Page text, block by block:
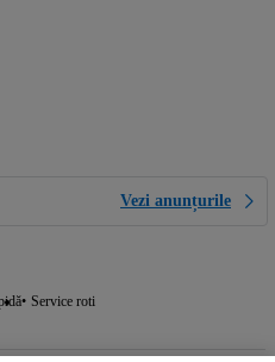
Vezi anunțurile
Service roti